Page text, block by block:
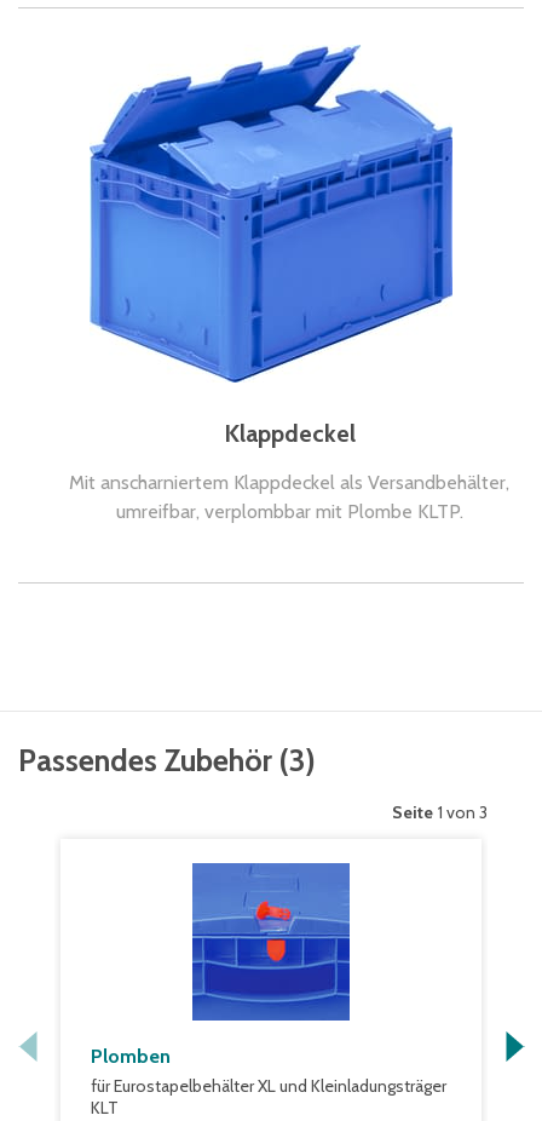
Klappdeckel
Mit anscharniertem Klappdeckel als Versandbehälter,
umreifbar, verplombbar mit Plombe KLTP.
Passendes Zubehör (3)
Seite 1 von 3
Plomben
für Eurostapelbehälter XL und Kleinladungsträger
KLT